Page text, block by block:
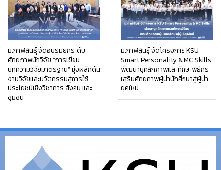
ม.กาฬสินธุ์ จัดอบรมยกระดับ
ศักยภาพนักวิจัย “การเขียน
บทความวิจัยมาตรฐาน” มุ่งผลักดัน
งานวิจัยและนวัตกรรมสู่การใช้
ประโยชน์เชิงวิชาการ สังคม และ
ชุมชน
ม.กาฬสินธุ์ จัดโครงการ KSU
Smart Personality & MC Skills
พัฒนาบุคลิกภาพและทักษะพิธีกร
เสริมศักยภาพผู้นำนักศึกษาสู่ผู้นำ
ยุคใหม่